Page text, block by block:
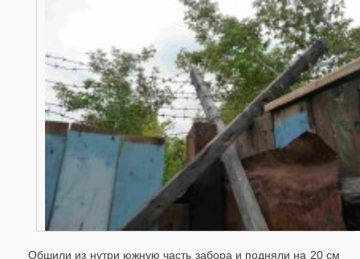
Обшили из нутри южную часть забора и подняли на 20 см